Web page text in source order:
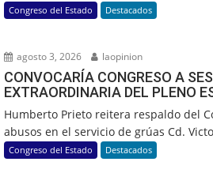
Congreso del Estado Destacados
agosto 3, 2026 laopinion
CONVOCARÍA CONGRESO A
EXTRAORDINARIA DEL PLENO
Humberto Prieto reitera respaldo del
abusos en el servicio de grúas Cd.
Congreso del Estado Destacados